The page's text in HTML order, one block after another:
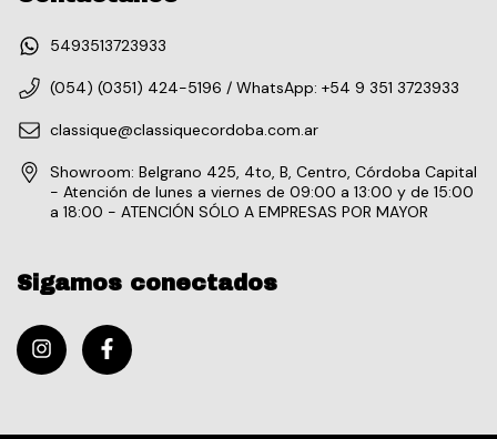
5493513723933
(054) (0351) 424-5196 / WhatsApp: +54 9 351 3723933
classique@classiquecordoba.com.ar
Showroom: Belgrano 425, 4to, B, Centro, Córdoba Capital
- Atención de lunes a viernes de 09:00 a 13:00 y de 15:00
a 18:00 - ATENCIÓN SÓLO A EMPRESAS POR MAYOR
Sigamos conectados